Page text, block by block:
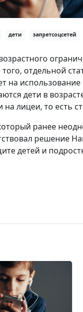
дети запретсоцсетей
отдельной
на
дети в
на лицеи, то есть
ранее
решение
детей и